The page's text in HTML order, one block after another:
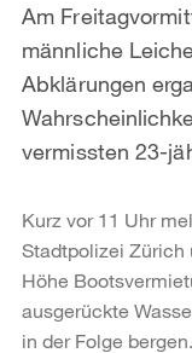
Am
männliche
Abklärungen
vermissten 23-
Kurz vor 11 Uhr
Stadtpolizei Zürich
Höhe
ausgerückte
in der Folge